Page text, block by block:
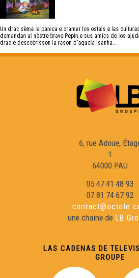
Un drac sèma la panica e cramar los ostals e las
demandan al nòstre brave Pepin e sus amics de los
drac e descobrisson la rason d'aquela isanha...
6, rue Adoue,
1
64000 PAU
05 47 41 48 93
07 81 74 67 92
une chaine de LB
LAS CADENAS DE
GROUPE